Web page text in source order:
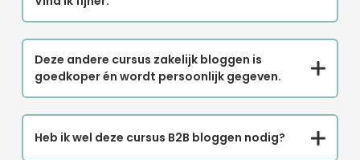
Deze andere cursus zakelijk bloggen is
goedkoper én wordt persoonlijk gegeven.
Heb ik wel deze cursus B2B bloggen nodig?